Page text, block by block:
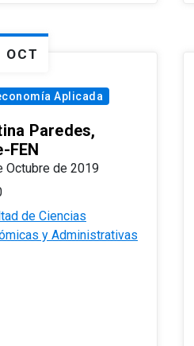
OCT
Aplicada
Paredes,
FEN
Octubre de 2019
de Ciencias
y Administrativas